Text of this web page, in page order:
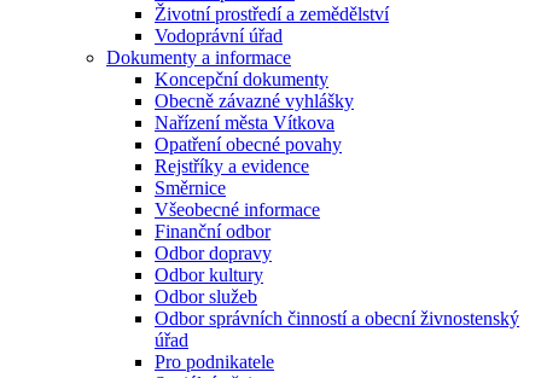
Životní prostředí a zemědělství
Vodoprávní úřad
Dokumenty a informace
Koncepční dokumenty
Obecně závazné vyhlášky
Nařízení města Vítkova
Opatření obecné povahy
Rejstříky a evidence
Směrnice
Všeobecné informace
Finanční odbor
Odbor dopravy
Odbor kultury
Odbor služeb
Odbor správních činností a obecní živnostenský
úřad
Pro podnikatele